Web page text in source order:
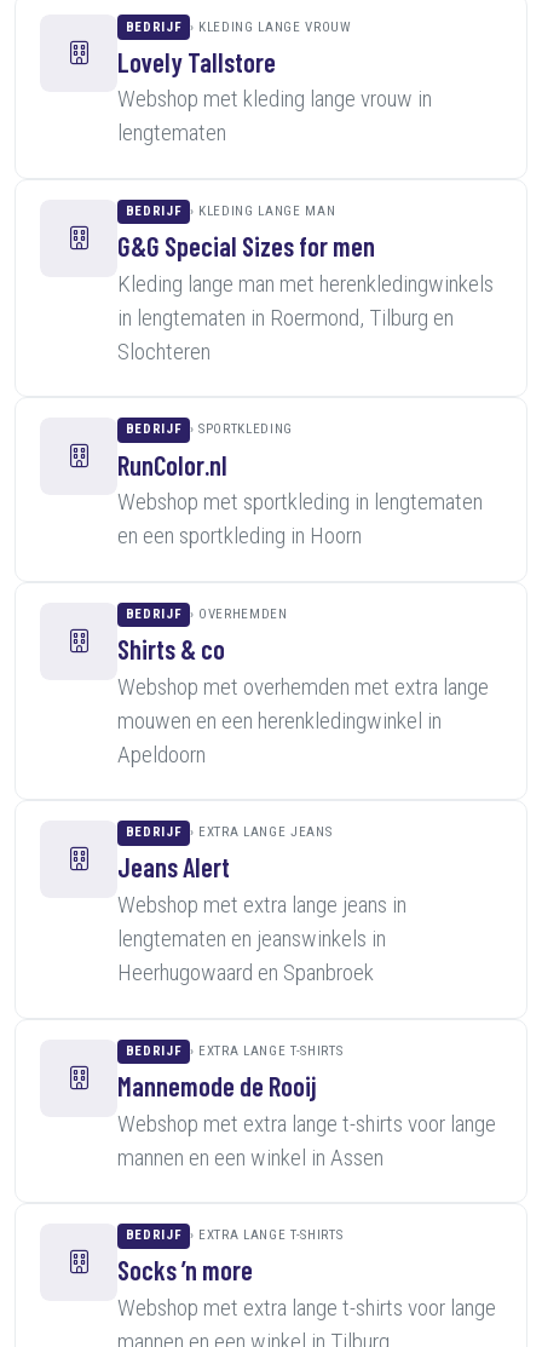
BEDRIJF KLEDING LANGE VROUW
Lovely Tallstore
Webshop met kleding lange vrouw in
lengtematen
BEDRIJF KLEDING LANGE MAN
G&G Special Sizes for men
Kleding lange man met herenkledingwinkels
in lengtematen in Roermond, Tilburg en
Slochteren
BEDRIJF SPORTKLEDING
RunColor.nl
Webshop met sportkleding in lengtematen
en een sportkleding in Hoorn
BEDRIJF OVERHEMDEN
Shirts & co
Webshop met overhemden met extra lange
mouwen en een herenkledingwinkel in
Apeldoorn
BEDRIJF EXTRA LANGE JEANS
Jeans Alert
Webshop met extra lange jeans in
lengtematen en jeanswinkels in
Heerhugowaard en Spanbroek
BEDRIJF EXTRA LANGE T-SHIRTS
Mannemode de Rooij
Webshop met extra lange t-shirts voor lange
mannen en een winkel in Assen
BEDRIJF EXTRA LANGE T-SHIRTS
Socks ’n more
Webshop met extra lange t-shirts voor lange